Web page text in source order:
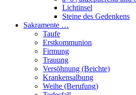
Lichtinsel
Steine des Gedenkens
Sakramente …
Taufe
Erstkommunion
Firmung
Trauung
Versöhnung (Beichte)
Krankensalbung
Weihe (Berufung)